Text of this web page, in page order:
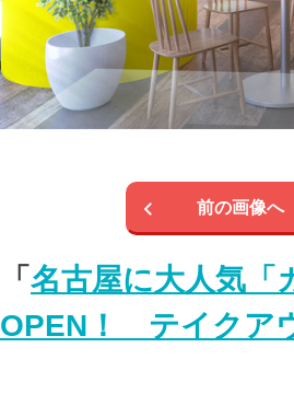
前の画像へ
「 名古屋に大人気「
OPEN！ テイクア